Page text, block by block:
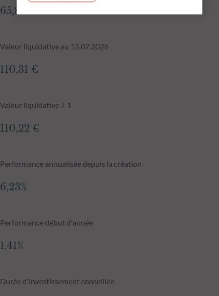
65,86 M€
Valeur liquidative au 15.07.2026
110,31 €
Valeur liquidative J-1
110,22 €
Performance annualisée depuis la création
6,23%
Performance début d'année
1,41%
Durée d'investissement conseillée